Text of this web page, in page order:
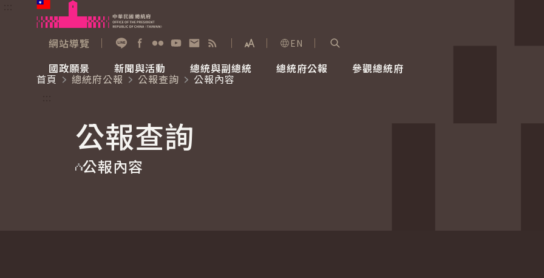
跳到主要內容
網站導覽
展開字級選單
EN
國政願景
國家氣候變遷對策委員會
重要談話
新聞與活動
總統府新聞
影音頻道
總統與副總統
賴清德總統
總統府公報 參觀總統府
首頁
總統府公報 公報查詢
公報內容
公報查詢
公報內容